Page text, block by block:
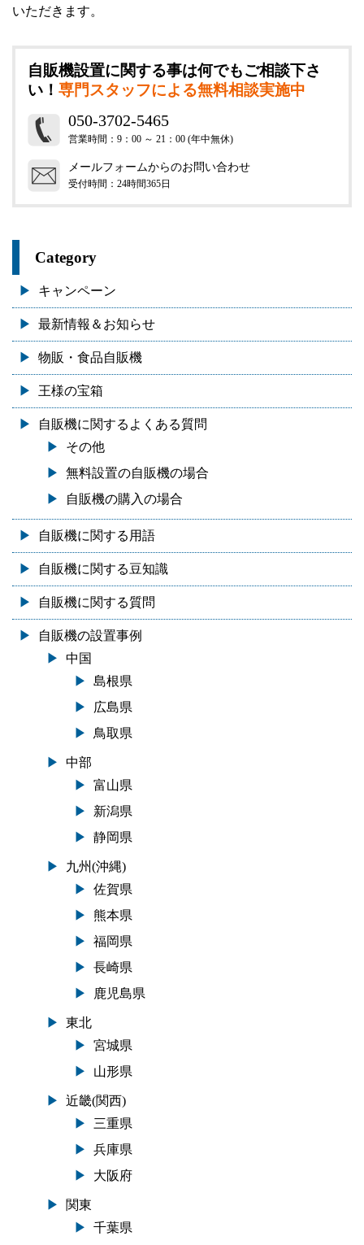
いただきます。
自販機設置に関する事は何でもご相談下さ
い！ 専門スタッフによる無料相談実施中
050-3702-5465
営業時間：9：00 ～ 21：00 (年中無休)
メールフォームからのお問い合わせ
受付時間：24時間365日
Category
キャンペーン
最新情報＆お知らせ
物販・食品自販機
王様の宝箱
自販機に関するよくある質問
その他
無料設置の自販機の場合
自販機の購入の場合
自販機に関する用語
自販機に関する豆知識
自販機に関する質問
自販機の設置事例
中国
島根県
広島県
鳥取県
中部
富山県
新潟県
静岡県
九州(沖縄)
佐賀県
熊本県
福岡県
長崎県
鹿児島県
東北
宮城県
山形県
近畿(関西)
三重県
兵庫県
大阪府
関東
千葉県